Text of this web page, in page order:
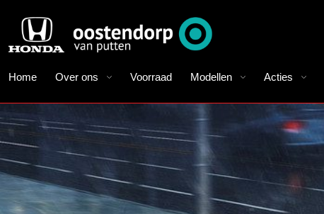
Home Over ons Voorraad Modellen Acties